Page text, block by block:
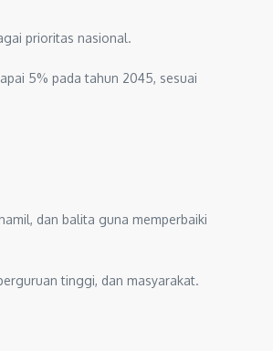
prioritas nasional.
5% pada tahun 2045, sesuai
dan balita guna memperbaiki
tinggi, dan masyarakat.